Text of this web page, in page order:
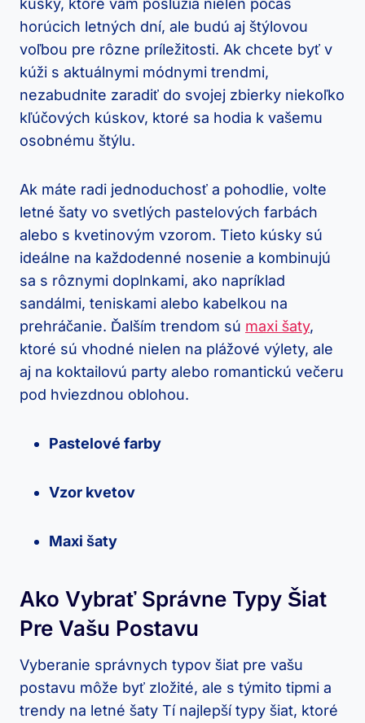
kúsky, ktoré vám poslúžia nielen počas
horúcich letných dní, ale budú aj štýlovou
voľbou pre rôzne príležitosti. Ak chcete byť v
kúži s aktuálnymi módnymi trendmi,
nezabudnite zaradiť do svojej zbierky niekoľko
kľúčových kúskov, ktoré sa hodia k vašemu
osobnému štýlu.
Ak máte radi jednoduchosť a pohodlie, volte
letné šaty vo svetlých pastelových farbách
alebo s kvetinovým vzorom. Tieto kúsky sú
ideálne na každodenné nosenie a kombinujú
sa s rôznymi doplnkami, ako napríklad
sandálmi, teniskami alebo kabelkou na
prehráčanie. Ďalším trendom sú maxi šaty,
ktoré sú vhodné nielen na plážové výlety, ale
aj na koktailovú party alebo romantickú večeru
pod hviezdnou oblohou.
Pastelové farby
Vzor kvetov
Maxi šaty
Ako Vybrať Správne Typy Šiat
Pre Vašu Postavu
Vyberanie správnych typov šiat pre vašu
postavu môže byť zložité, ale s týmito tipmi a
trendy na letné šaty Tí najlepší typy šiat, ktoré